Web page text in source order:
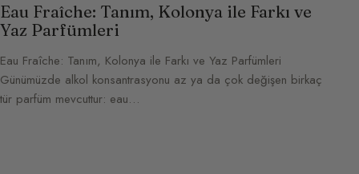
Eau Fraîche: Tanım, Kolonya ile Farkı ve
Yaz Parfümleri
Eau Fraîche: Tanım, Kolonya ile Farkı ve Yaz Parfümleri
Günümüzde alkol konsantrasyonu az ya da çok değişen birkaç
tür parfüm mevcuttur: eau…